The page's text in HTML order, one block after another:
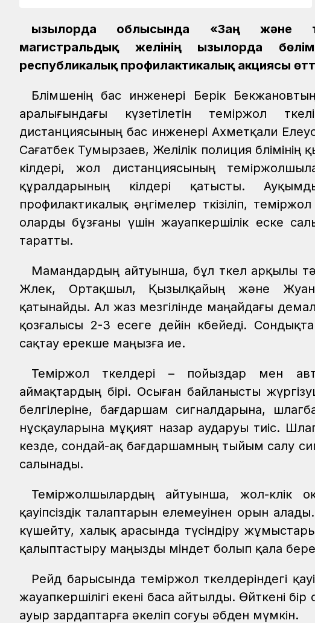
Қызылорда облысында «Заң және
магистральдық желінің Қызылорда
республикалық профилактикалық акциясы
Бөлімшенің бас инженері Берік
аралығындағы күзетілетін теміржол
дистанциясының бас инженері Ахметқали
Сағатбек Тумырзаев, Желілік полиция
өкілдері, жол дистанциясының
құралдарының өкілдері қатысты.
профилактикалық әңгімелер өткізіліп,
оларды бұзғаны үшін жауапкершілік еске
таратты.
Мамандардың айтуынша, бұл өткел арқылы
Жөлек, Ортақшыл, Қызылқайың және
қатынайды. Ал жаз мезгілінде маңайдағы
қозғалысы 2-3 есеге дейін көбейеді.
сақтау ерекше маңызға ие.
Теміржол өткелдері – пойыздар мен
аймақтардың бірі. Осыған байланысты
белгілеріне, бағдаршам сигналдарына,
нұсқауларына мұқият назар аударуы тиіс.
кезде, сондай-ақ бағдаршамның тыйым салу
салынады.
Теміржолшылардың айтуынша, жол-көлік
қауіпсіздік талаптарын елемеуінен орын
күшейту, халық арасында түсіндіру
қалыптастыру маңызды міндет болып қала
Рейд барысында теміржол өткелдеріндегі
жауапкершілігі екені баса айтылды. Өйткені
ауыр зардаптарға әкеліп соғуы әбден мүмкін.